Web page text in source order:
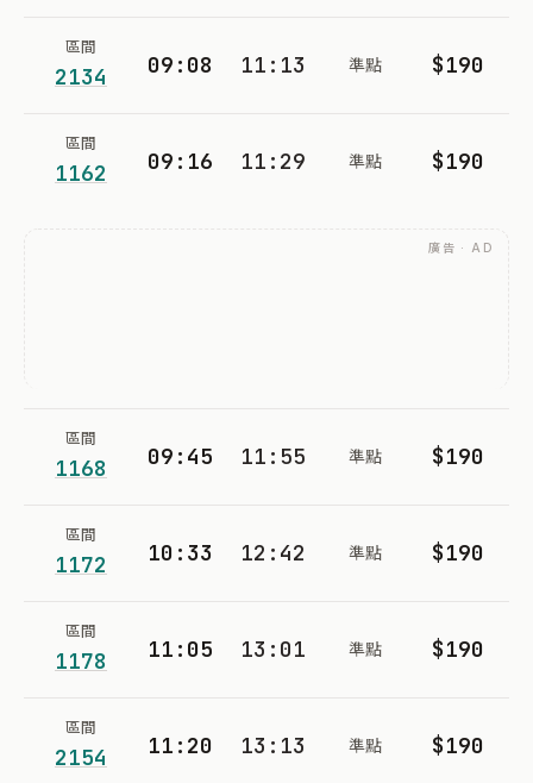
區間
2134 09:08 11:13 準點 $190
區間
1162 09:16 11:29 準點 $190
廣告 · AD
區間
1168 09:45 11:55 準點 $190
區間
1172 10:33 12:42 準點 $190
區間
1178 11:05 13:01 準點 $190
區間
2154 11:20 13:13 準點 $190